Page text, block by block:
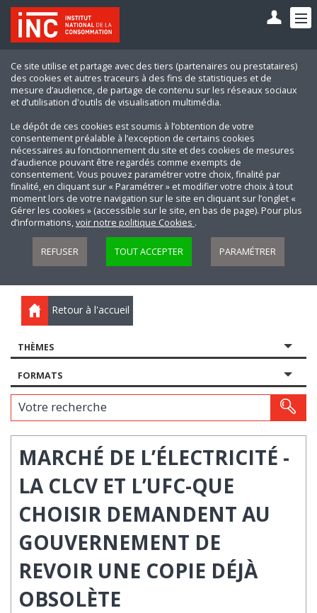
Ce site utilise et partage avec des tiers (partenaires ou prestataires)
des cookies et autres traceurs à des fins de statistiques et de
mesure d’audience, de partage de contenu sur les réseaux sociaux
et d’utilisation d'outils de visualisation multimédia.
Le dépôt de ces cookies est soumis à l’obtention de votre
consentement préalable à l’exception de certains cookies
nécessaires au fonctionnement du site et des cookies de mesures
d’audience pouvant être regardés comme exempts de
consentement. Vous pouvez paramétrer votre choix, finalité par
finalité, en cliquant sur « Paramétrer » et modifier votre choix à tout
moment lors de votre navigation sur le site en cliquant sur l’onglet «
Gérer les cookies » (accessible sur le site, en bas de page). Pour plus
d’informations,voir notre politique Cookies .
REFUSER TOUT ACCEPTER PARAMÉTRER
Retour à l'accueil
THÈMES
FORMATS
Votre recherche
MARCHÉ DE L’ÉLECTRICITÉ -
LA CLCV ET L’UFC-QUE
CHOISIR DEMANDENT AU
GOUVERNEMENT DE
REVOIR UNE COPIE DÉJÀ
OBSOLÈTE